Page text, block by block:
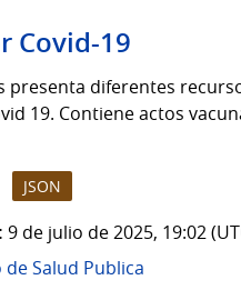
Covid-19
presenta diferentes
19. Contiene actos
JSON
9 de julio de 2025, 19:02
Salud Publica